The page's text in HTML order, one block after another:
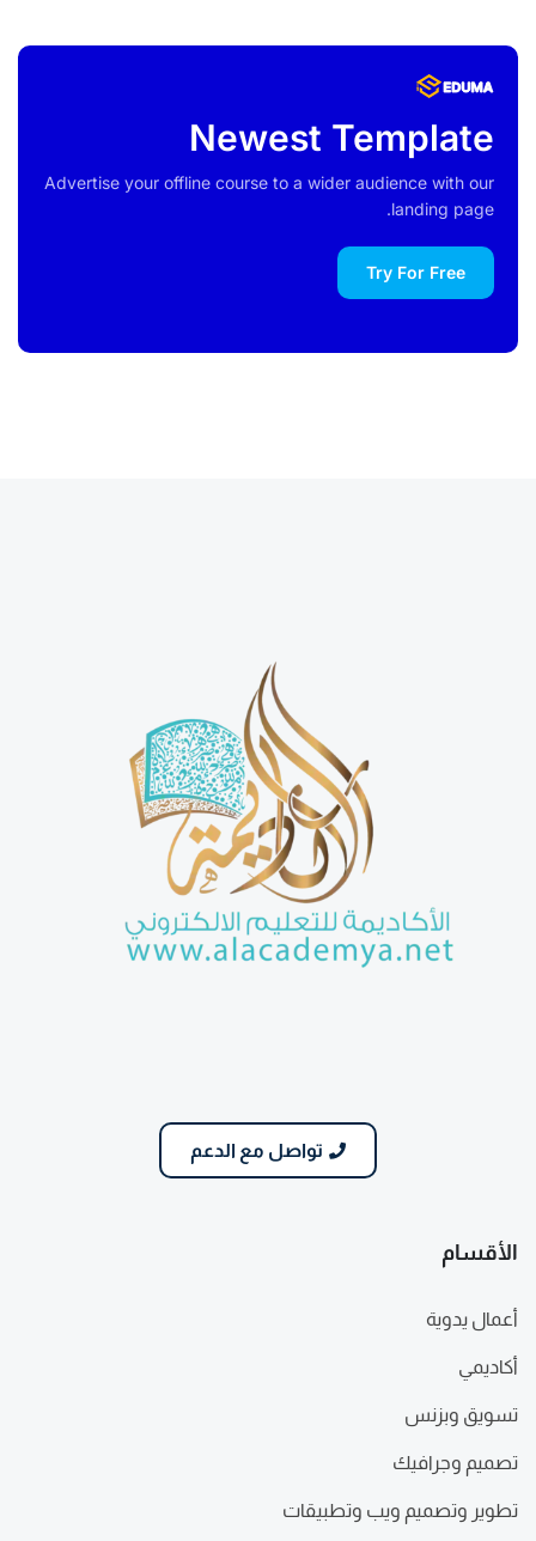
Newest Template
Advertise your offline course to a wider audience with our
landing page.
Try For Free
تواصل مع الدعم
الأقسام
أعمال يدوية
أكاديمي
تسويق وبزنس
تصميم وجرافيك
تطوير وتصميم ويب وتطبيقات